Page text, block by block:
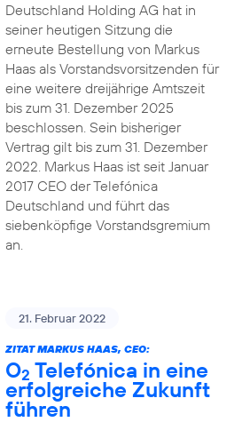
Deutschland Holding AG hat in
seiner heutigen Sitzung die
erneute Bestellung von Markus
Haas als Vorstandsvorsitzenden für
eine weitere dreijährige Amtszeit
bis zum 31. Dezember 2025
beschlossen. Sein bisheriger
Vertrag gilt bis zum 31. Dezember
2022. Markus Haas ist seit Januar
2017 CEO der Telefónica
Deutschland und führt das
siebenköpfige Vorstandsgremium
an.
21. Februar 2022
ZITAT MARKUS HAAS, CEO:
O2 Telefónica in eine
erfolgreiche Zukunft
führen